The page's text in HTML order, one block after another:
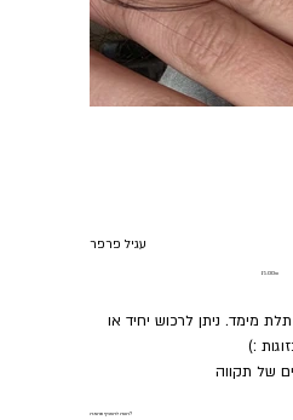
עגיל פרפר
מחיר‏15.00 ‏₪
מימד. ניתן לרכוש יחיד או
:)
של תקווה
רוצה להוסיף תרומה?